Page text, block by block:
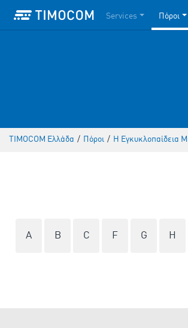
Services Πόροι
TIMOCOM Ελλάδα / Πόροι / Η Εγκυκλοπαίδεια
A B C F G H